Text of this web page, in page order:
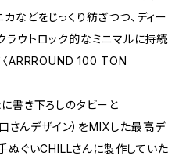
などをじっくり紡ぎつつ、ディー
ウトロック的なミニマルに持続
ARRROUND 100 TON
書き下ろしのタビーと
さんデザイン）をMIXした最高デ
ぬぐいCHILLさんに製作していた